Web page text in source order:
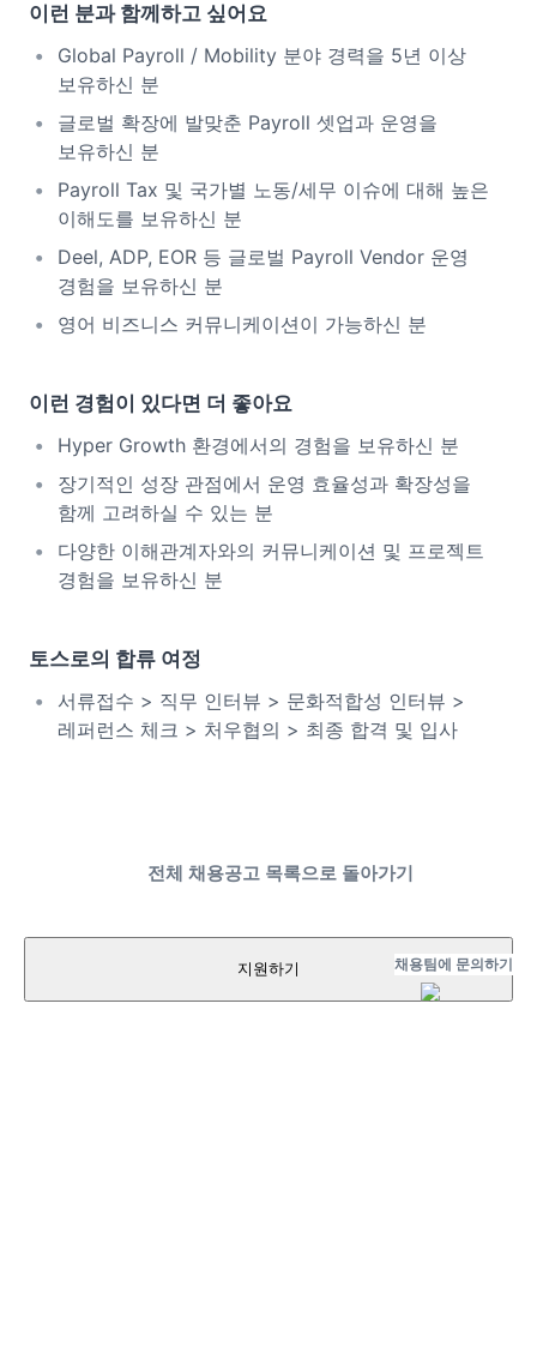
이런 분과 함께하고 싶어요
Global Payroll / Mobility 분야 경력을 5년 이상
보유하신 분
글로벌 확장에 발맞춘 Payroll 셋업과 운영을
보유하신 분
Payroll Tax 및 국가별 노동/세무 이슈에 대해 높은
이해도를 보유하신 분
Deel, ADP, EOR 등 글로벌 Payroll Vendor 운영
경험을 보유하신 분
영어 비즈니스 커뮤니케이션이 가능하신 분
이런 경험이 있다면 더 좋아요
Hyper Growth 환경에서의 경험을 보유하신 분
장기적인 성장 관점에서 운영 효율성과 확장성을
함께 고려하실 수 있는 분
다양한 이해관계자와의 커뮤니케이션 및 프로젝트
경험을 보유하신 분
토스로의 합류 여정
서류접수 > 직무 인터뷰 > 문화적합성 인터뷰 >
레퍼런스 체크 > 처우협의 > 최종 합격 및 입사
전체 채용공고 목록으로 돌아가기
지원하기 채용팀에 문의하기